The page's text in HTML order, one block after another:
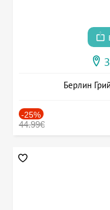
Берлин
-25%
44.99€